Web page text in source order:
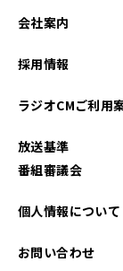
会社案内
採用情報
ラジオCMご利用
放送基準
番組審議会
個人情報について
お問い合わせ